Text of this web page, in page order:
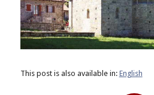
This post is also available in: English